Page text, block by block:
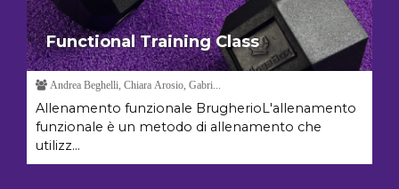
Functional Training Class
Andrea Beghelli, Chiara Arosio, Gabri...
Allenamento funzionale BrugherioL'allenamento
funzionale è un metodo di allenamento che
utilizz...